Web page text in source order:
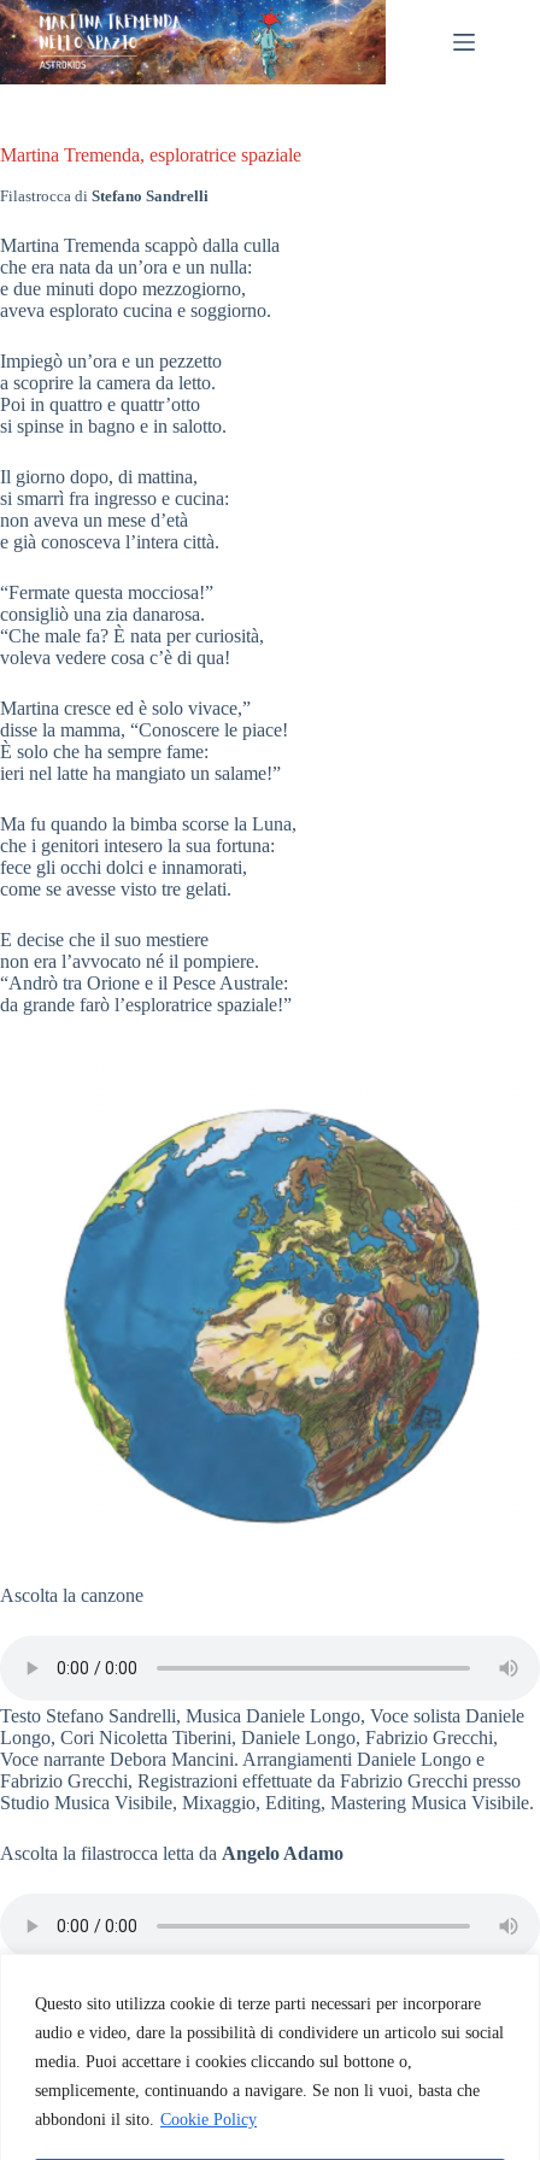
Questo sito utilizza cookie di terze parti necessari per incorporare
audio e video, dare la possibilità di condividere un articolo sui social
media. Puoi accettare i cookies cliccando sul bottone o,
semplicemente, continuando a navigare. Se non li vuoi, basta che
abbondoni il sito. Cookie Policy
Salta
al
contenuto
Martina Tremenda, esploratrice spaziale
Filastrocca di Stefano Sandrelli
Martina Tremenda scappò dalla culla
che era nata da un’ora e un nulla:
e due minuti dopo mezzogiorno,
aveva esplorato cucina e soggiorno.
Impiegò un’ora e un pezzetto
a scoprire la camera da letto.
Poi in quattro e quattr’otto
si spinse in bagno e in salotto.
Il giorno dopo, di mattina,
si smarrì fra ingresso e cucina:
non aveva un mese d’età
e già conosceva l’intera città.
“Fermate questa mocciosa!”
consigliò una zia danarosa.
“Che male fa? È nata per curiosità,
voleva vedere cosa c’è di qua!
Martina cresce ed è solo vivace,”
disse la mamma, “Conoscere le piace!
È solo che ha sempre fame:
ieri nel latte ha mangiato un salame!”
Ma fu quando la bimba scorse la Luna,
che i genitori intesero la sua fortuna:
fece gli occhi dolci e innamorati,
come se avesse visto tre gelati.
E decise che il suo mestiere
non era l’avvocato né il pompiere.
“Andrò tra Orione e il Pesce Australe:
da grande farò l’esploratrice spaziale!”
Ascolta la canzone
Testo Stefano Sandrelli, Musica Daniele Longo, Voce solista Daniele
Longo, Cori Nicoletta Tiberini, Daniele Longo, Fabrizio Grecchi,
Voce narrante Debora Mancini. Arrangiamenti Daniele Longo e
Fabrizio Grecchi, Registrazioni effettuate da Fabrizio Grecchi presso
Studio Musica Visibile, Mixaggio, Editing, Mastering Musica Visibile.
Ascolta la filastrocca letta da Angelo Adamo